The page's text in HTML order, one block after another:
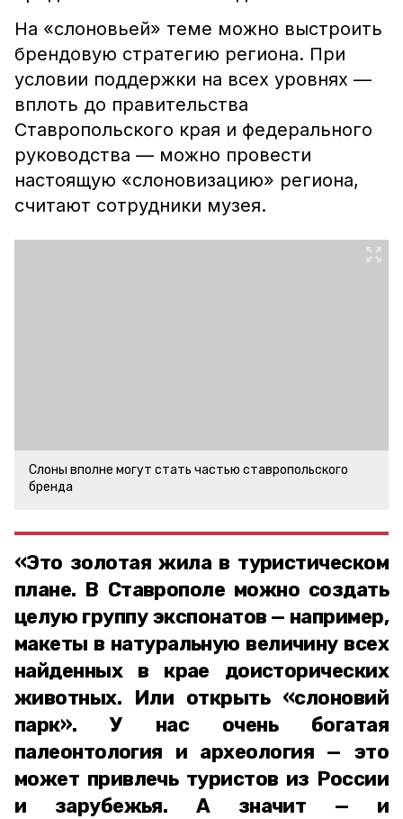
На «слоновьей» теме можно выстроить
брендовую стратегию региона. При
условии поддержки на всех уровнях —
вплоть до правительства
Ставропольского края и федерального
руководства — можно провести
настоящую «слоновизацию» региона,
считают сотрудники музея.
Слоны вполне могут стать частью ставропольского
бренда
«Это золотая жила в туристическом
плане. В Ставрополе можно создать
целую группу экспонатов — например,
макеты в натуральную величину всех
найденных в крае доисторических
животных. Или открыть «слоновий
парк». У нас очень богатая
палеонтология и археология — это
может привлечь туристов из России
и зарубежья. А значит — и